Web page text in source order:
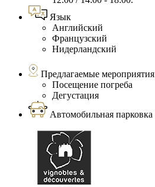
Язык
Английский
Французский
Нидерландский
Предлагаемые мероприятия
Посещение погреба
Дегустация
Автомобильная парковка